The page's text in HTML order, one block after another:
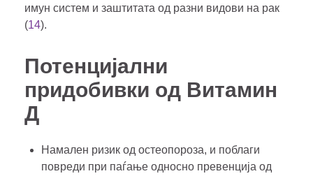
имун систем и заштитата од разни видови на рак
(14).
Потенцијални
придобивки од Витамин
Д
Намален ризик од остеопороза, и поблаги
повреди при паѓање односно превенција од